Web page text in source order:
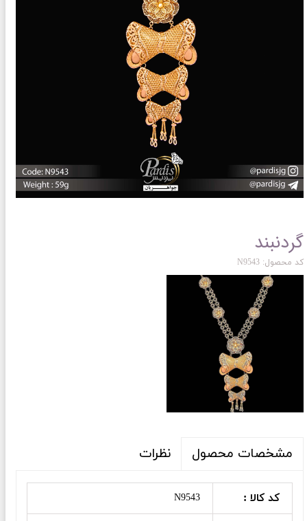
گردنبند
کد محصول: N9543
مشخصات محصول نظرات
کد کالا : N9543